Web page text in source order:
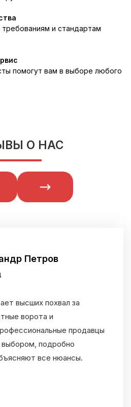
и стандартам
помогут вам в выборе любого
О НАС
Петров
высших похвал за
ворота и
продавцы
подробно
все нюансы.